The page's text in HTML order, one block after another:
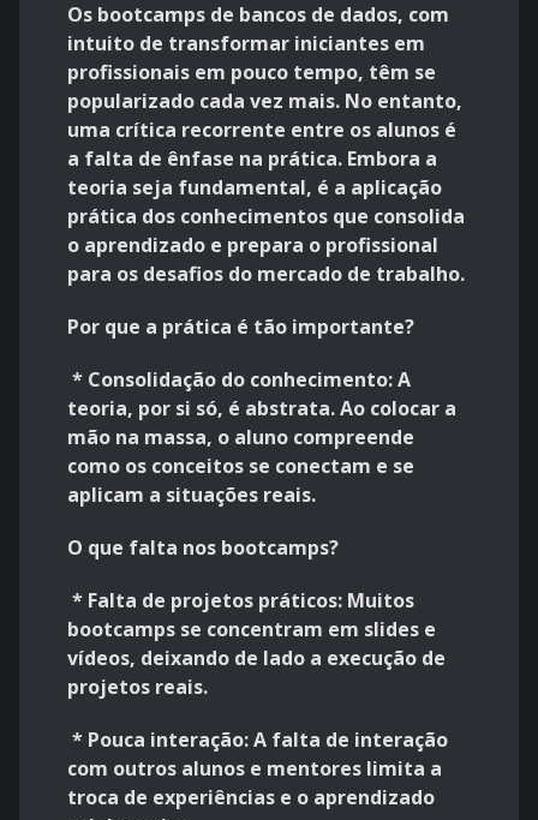
Os bootcamps de bancos de dados, com
intuito de transformar iniciantes em
profissionais em pouco tempo, têm se
popularizado cada vez mais. No entanto,
uma crítica recorrente entre os alunos é
a falta de ênfase na prática. Embora a
teoria seja fundamental, é a aplicação
prática dos conhecimentos que consolida
o aprendizado e prepara o profissional
para os desafios do mercado de trabalho.
Por que a prática é tão importante?
* Consolidação do conhecimento: A
teoria, por si só, é abstrata. Ao colocar a
mão na massa, o aluno compreende
como os conceitos se conectam e se
aplicam a situações reais.
O que falta nos bootcamps?
* Falta de projetos práticos: Muitos
bootcamps se concentram em slides e
vídeos, deixando de lado a execução de
projetos reais.
* Pouca interação: A falta de interação
com outros alunos e mentores limita a
troca de experiências e o aprendizado